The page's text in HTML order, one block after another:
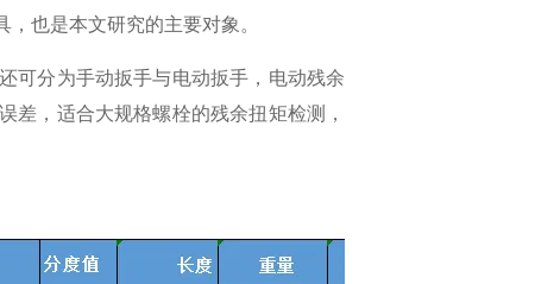
也是本文研究的主要对象。
可分为手动扳手与电动扳手，电动残余
差，适合大规格螺栓的残余扭矩检测，